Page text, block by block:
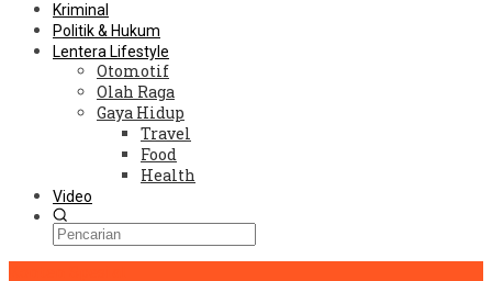
Kriminal
Politik & Hukum
Lentera Lifestyle
Otomotif
Olah Raga
Gaya Hidup
Travel
Food
Health
Video